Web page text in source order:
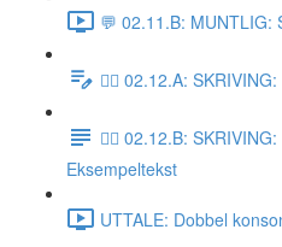
💬 02.11.B: MUNTLIG:
✍🏼 02.12.A:
✍🏼 02.12.B:
Eksempeltekst
UTTALE: Dobbel